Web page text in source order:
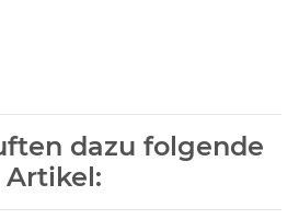
dazu folgende
Artikel: